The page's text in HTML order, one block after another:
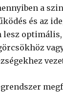
a
és az
optimális,